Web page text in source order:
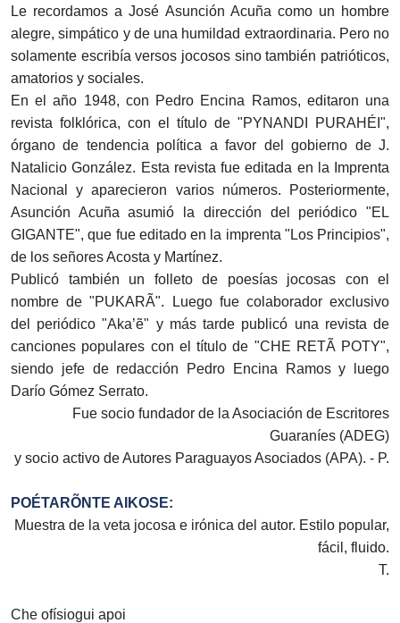
Le recordamos a José Asunción Acuña como un hombre
alegre, simpático y de una humildad extraordinaria. Pero no
solamente escribía versos jocosos sino también patrióticos,
amatorios y sociales.
En el año 1948, con Pedro Encina Ramos, editaron una
revista folklórica, con el título de "PYNANDI PURAHÉI",
órgano de tendencia política a favor del gobierno de J.
Natalicio González. Esta revista fue editada en la Imprenta
Nacional y aparecieron varios números. Posteriormente,
Asunción Acuña asumió la dirección del periódico "EL
GIGANTE", que fue editado en la imprenta "Los Principios",
de los señores Acosta y Martínez.
Publicó también un folleto de poesías jocosas con el
nombre de "PUKARÃ". Luego fue colaborador exclusivo
del periódico "Aka’ẽ" y más tarde publicó una revista de
canciones populares con el título de "CHE RETÃ POTY",
siendo jefe de redacción Pedro Encina Ramos y luego
Darío Gómez Serrato.
Fue socio fundador de la Asociación de Escritores
Guaraníes (ADEG)
y socio activo de Autores Paraguayos Asociados (APA). - P.
POÉTARÕNTE AIKOSE:
Muestra de la veta jocosa e irónica del autor. Estilo popular,
fácil, fluido.
T.
Che ofísiogui apoi